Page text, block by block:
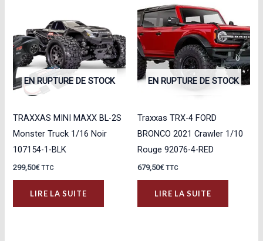
EN RUPTURE DE STOCK
TRAXXAS MINI MAXX BL-2S
Monster Truck 1/16 Noir
107154-1-BLK
299,50€ TTC
LIRE LA SUITE
EN RUPTURE DE STOCK
Traxxas TRX-4 FORD
BRONCO 2021 Crawler 1/10
Rouge 92076-4-RED
679,50€ TTC
LIRE LA SUITE